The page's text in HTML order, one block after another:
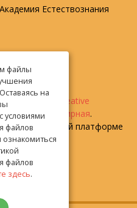
Естествознания
лицензии Creative
4.0 Всемирная.
издательской платформе
данных
файлы
на
условиями
файлов
файлов
здесь.